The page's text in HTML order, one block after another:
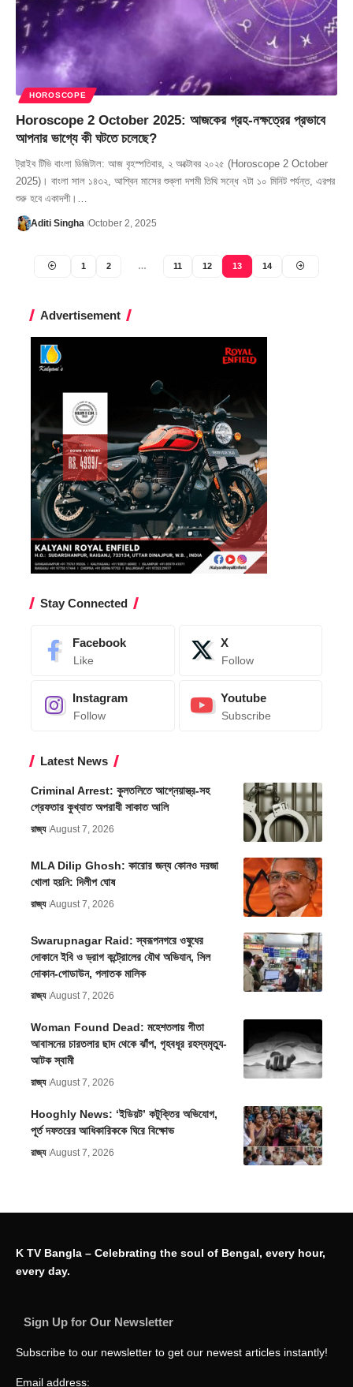
HOROSCOPE
Horoscope 2 October 2025: আজকের গ্রহ-নক্ষত্রের প্রভাবে
আপনার ভাগ্যে কী ঘটতে চলেছে?
ট্রাইব টিভি বাংলা ডিজিটাল: আজ বৃহস্পতিবার, ২ অক্টোবর ২০২৫ (Horoscope 2 October
2025)। বাংলা সাল ১৪৩২, আশ্বিন মাসের শুক্লা দশমী তিথি সন্ধে ৭টা ১০ মিনিট পর্যন্ত, এরপর
শুরু হবে একাদশী।…
Aditi Singha October 2, 2025
1 2 … 11 12 13 14
Advertisement
Stay Connected
Facebook
Like
X
Follow
Instagram
Follow
Youtube
Subscribe
Latest News
Criminal Arrest: কুলতলিতে আগ্নেয়াস্ত্র-সহ
গ্রেফতার কুখ্যাত অপরাধী সাকাত আলি
রাজ্য August 7, 2026
MLA Dilip Ghosh: কারোর জন্য কোনও দরজা
খোলা হয়নি: দিলীপ ঘোষ
রাজ্য August 7, 2026
Swarupnagar Raid: স্বরূপনগরে ওষুধের
দোকানে ইবি ও ড্রাগ কন্ট্রোলের যৌথ অভিযান, সিল
দোকান-গোডাউন, পলাতক মালিক
রাজ্য August 7, 2026
Woman Found Dead: মহেশতলায় গীতা
আবাসনের চারতলার ছাদ থেকে ঝাঁপ, গৃহবধূর রহস্যমৃত্যু-
আটক স্বামী
রাজ্য August 7, 2026
Hooghly News: ‘ইডিয়ট’ কটুক্তির অভিযোগ,
পূর্ত দফতরের আধিকারিককে ঘিরে বিক্ষোভ
রাজ্য August 7, 2026
K TV Bangla – Celebrating the soul of Bengal, every hour,
every day.
Sign Up for Our Newsletter
Subscribe to our newsletter to get our newest articles instantly!
Email address: